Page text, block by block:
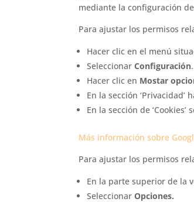
mediante la configuración
Para ajustar los permisos
Hacer clic en el menú
SeleccionarConfiguración.
Hacer clic en Mostar
En la sección
En la sección de
Más información sobre
Para ajustar los permisos
En la parte superior de la
SeleccionarOpciones.